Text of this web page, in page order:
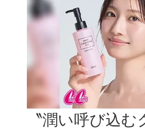
〝潤い呼び込